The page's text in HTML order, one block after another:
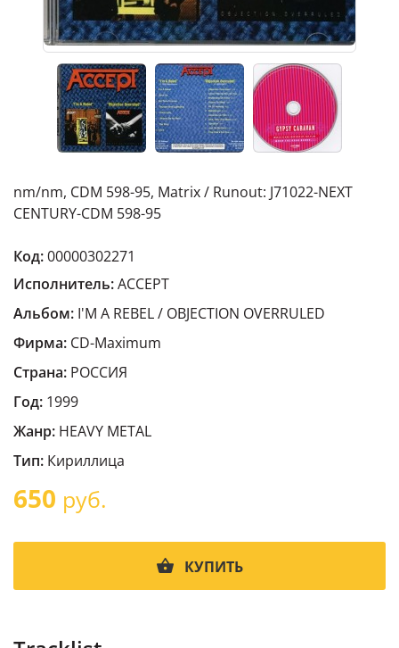
nm/nm, CDM 598-95, Matrix / Runout: J71022-NEXT
CENTURY-CDM 598-95
Код:00000302271
Исполнитель:ACCEPT
Альбом: I'M A REBEL / OBJECTION OVERRULED
Фирма: CD-Maximum
Страна: РОССИЯ
Год: 1999
Жанр: HEAVY METAL
Тип: Кириллица
650 руб.
КУПИТЬ